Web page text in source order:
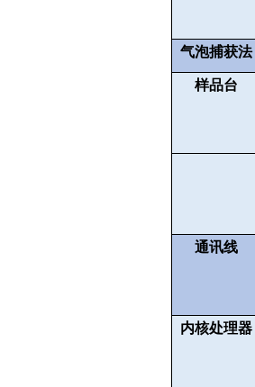
气泡捕获法
样品台
通讯线
内核处理器